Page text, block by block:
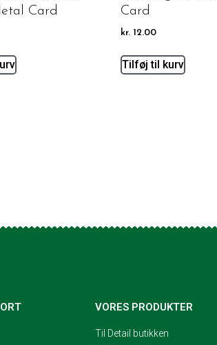
Card
Card
kr. 12.00
Tilføj til kurv
VORES PRODUKTER
Til Detail butikken